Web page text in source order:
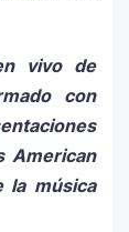
vivo de
con
American
la música